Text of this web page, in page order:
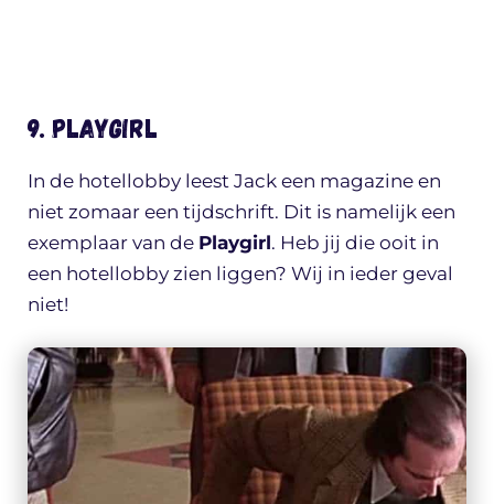
9. Playgirl
In de hotellobby leest Jack een magazine en
niet zomaar een tijdschrift. Dit is namelijk een
exemplaar van de Playgirl. Heb jij die ooit in
een hotellobby zien liggen? Wij in ieder geval
niet!